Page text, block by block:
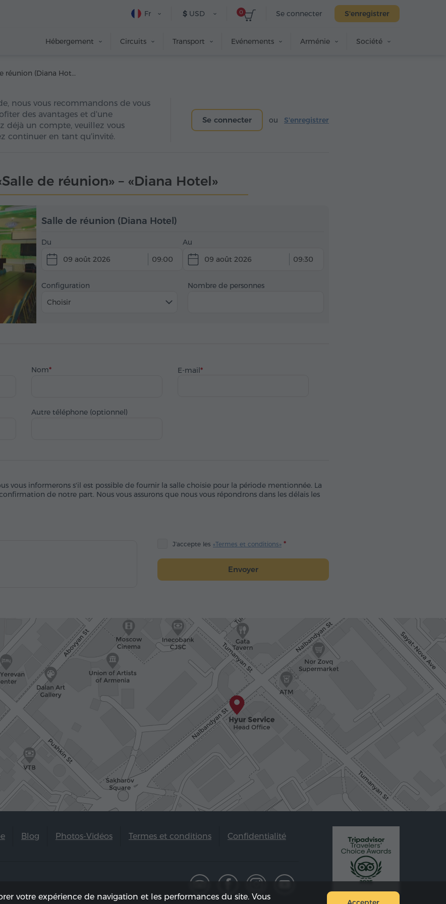
Se connecter S'enregistrer
0
$ USD
Fr
Hébergement Circuits Transport Evénements Arménie Société
Salle de réunion (Diana Hotel)
nous vous recommandons de vous
des avantages et d'une
déjà un compte, veuillez vous
continuer en tant qu'invité.
Se connecter ou S'enregistrer
de réunion» – «Diana Hotel»
Salle de réunion (Diana Hotel)
Du
09 août 2026
09:00
Au
09 août 2026
09:30
Configuration
Choisir
Nombre de personnes
Nom E-mail
Autre téléphone (optionnel)
vous informerons s'il est possible de fournir la salle choisie pour la période mentionnée. La
de notre part. Nous vous assurons que nous vous répondrons dans les délais les
J'accepte les «Termes et conditions»
Envoyer
Blog Photos-Vidéos Termes et conditions Confidentialité
votre expérience de navigation et les performances du site. Vous